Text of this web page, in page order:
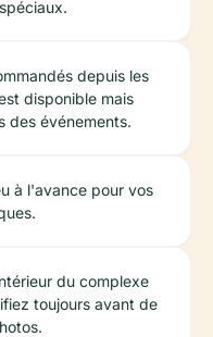
depuis les
disponible mais
des événements.
à l'avance pour vos
du complexe
toujours avant de